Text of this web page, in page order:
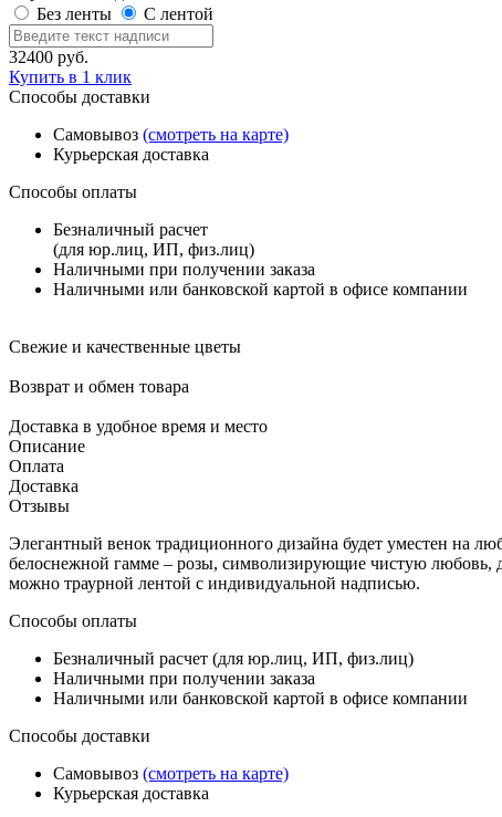
Без ленты
С лентой
32400 руб.
Купить в 1 клик
Способы доставки
Самовывоз (смотреть на карте)
Курьерская доставка
Способы оплаты
Безналичный расчет
(для юр.лиц, ИП, физ.лиц)
Наличными при получении заказа
Наличными или банковской картой в офисе компании
Свежие и качественные цветы
Возврат и обмен товара
Доставка в удобное время и место
Описание
Оплата
Доставка
Отзывы
Элегантный венок традиционного дизайна будет уместен на
белоснежной гамме – розы, символизирующие чистую
можно траурной лентой с индивидуальной надписью.
Способы оплаты
Безналичный расчет (для юр.лиц, ИП, физ.лиц)
Наличными при получении заказа
Наличными или банковской картой в офисе компании
Способы доставки
Самовывоз (смотреть на карте)
Курьерская доставка